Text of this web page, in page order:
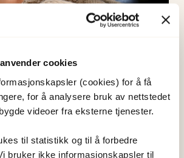
cookies
(cookies) for å få
for å analysere bruk av nettstedet
videoer fra eksterne tjenester.
til statistikk og til å forbedre
bruker ikke informasjonskapsler til